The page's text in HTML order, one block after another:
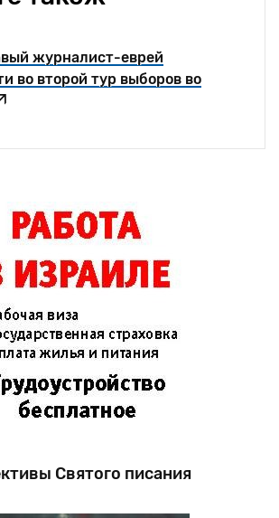
журналист-еврей
во второй тур выборов во
Святого писания